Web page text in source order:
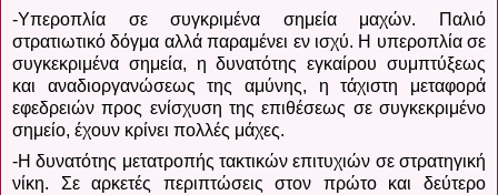
-Υπεροπλία σε συγκριμένα σημεία μαχών. Παλιό
στρατιωτικό δόγμα αλλά παραμένει εν ισχύ. Η υπεροπλία σε
συγκεκριμένα σημεία, η δυνατότης εγκαίρου συμπτύξεως
και αναδιοργανώσεως της αμύνης, η τάχιστη μεταφορά
εφεδρειών προς ενίσχυση της επιθέσεως σε συγκεκριμένο
σημείο, έχουν κρίνει πολλές μάχες.
-Η δυνατότης μετατροπής τακτικών επιτυχιών σε στρατηγική
νίκη. Σε αρκετές περιπτώσεις στον πρώτο και δεύτερο